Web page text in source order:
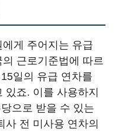
게 주어지는 유급
근로기준법에 따르
일의 유급 연차를
있죠. 이를 사용하지
으로 받을 수 있는
사 전 미사용 연차의